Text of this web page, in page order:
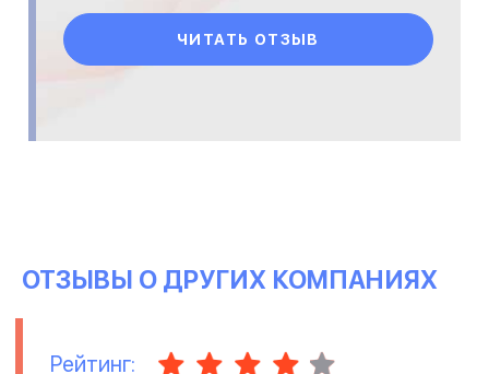
ЧИТАТЬ ОТЗЫВ
ОТЗЫВЫ О ДРУГИХ КОМПАНИЯХ
Рейтинг: